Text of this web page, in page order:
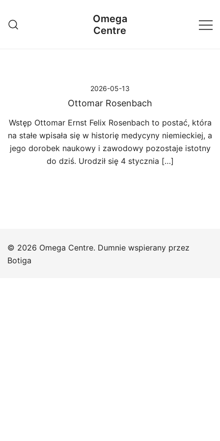
treści
Omega
Centre
2026-05-13
Ottomar Rosenbach
Wstęp Ottomar Ernst Felix Rosenbach to postać, która
na stałe wpisała się w historię medycyny niemieckiej, a
jego dorobek naukowy i zawodowy pozostaje istotny
do dziś. Urodził się 4 stycznia […]
© 2026 Omega Centre. Dumnie wspierany przez
Botiga